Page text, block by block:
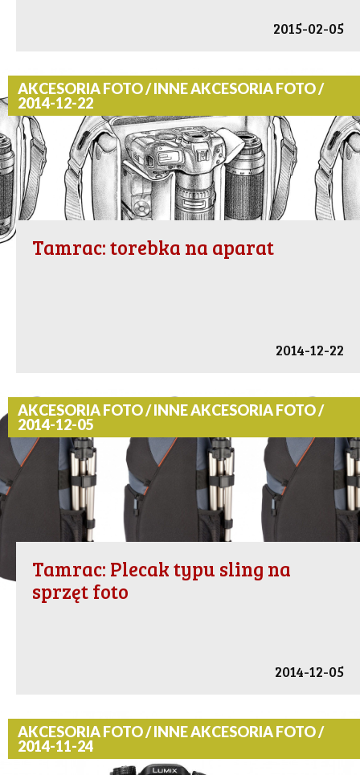
2015-02-05
AKCESORIA FOTO / INNE AKCESORIA FOTO /
2014-12-22
Tamrac: torebka na aparat
2014-12-22
AKCESORIA FOTO / INNE AKCESORIA FOTO /
2014-12-05
Tamrac: Plecak typu sling na
sprzęt foto
2014-12-05
AKCESORIA FOTO / INNE AKCESORIA FOTO /
2014-11-24